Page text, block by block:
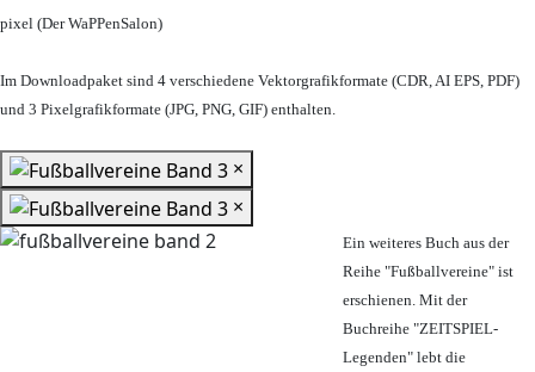
pixel (Der WaPPenSalon)
Im Downloadpaket sind 4 verschiedene Vektorgrafikformate (CDR, AI EPS, PDF)
und 3 Pixelgrafikformate (JPG, PNG, GIF) enthalten.
×
×
Ein weiteres Buch aus der
Reihe "Fußballvereine" ist
erschienen. Mit der
Buchreihe "ZEITSPIEL-
Legenden" lebt die